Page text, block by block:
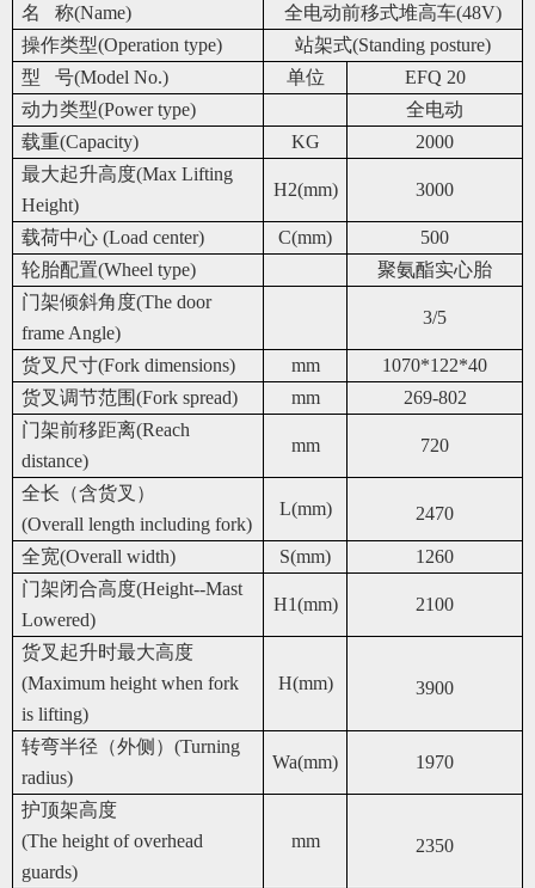
名 称(Name)
全电动前移式堆高车(48V)
操作类型(Operation type)
站架式(Standing posture)
型 号(Model No.)
单位
EFQ 20
动力类型(Power type)
全电动
载重(Capacity)
KG
2000
最大起升高度(Max Lifting
Height)
H2(mm) 3000
载荷中心 (Load center) C(mm)
500
轮胎配置(Wheel type)
聚氨酯实心胎
门架倾斜角度(The door
frame Angle)
3/5
货叉尺寸(Fork dimensions) mm
1070*122*40
货叉调节范围(Fork spread)
mm
269-802
门架前移距离(Reach
distance)
mm 720
全长（含货叉）
(Overall length including fork)
L(mm) 2470
全宽(Overall width) S(mm)
1260
门架闭合高度(Height--Mast
Lowered)
H1(mm) 2100
货叉起升时最大高度
(Maximum height when fork
is lifting)
H(mm) 3900
转弯半径（外侧）(Turning
radius)
Wa(mm) 1970
护顶架高度
(The height of overhead
guards)
mm 2350